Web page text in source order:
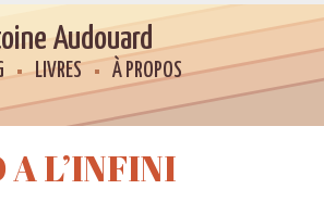
Audouard
LIVRES À PROPOS
A L’INFINI